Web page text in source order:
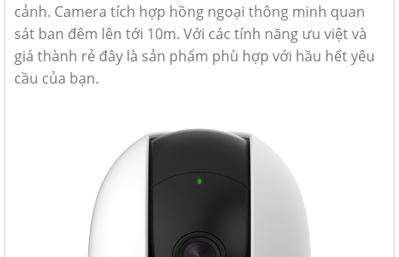
cảnh. Camera tích hợp hồng ngoại thông minh quan
sát ban đêm lên tới 10m. Với các tính năng ưu việt và
giá thành rẻ đây là sản phẩm phù hợp với hầu hết yêu
cầu của bạn.